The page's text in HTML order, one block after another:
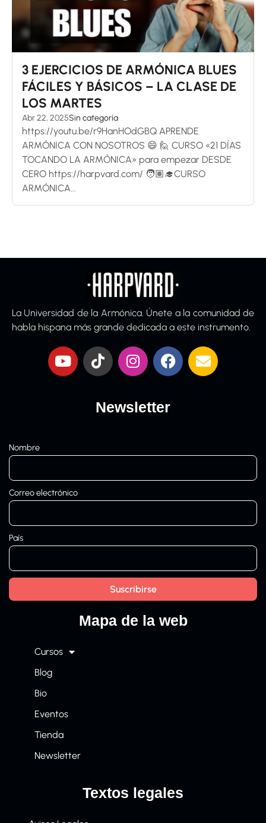
3 EJERCICIOS DE ARMÓNICA BLUES
FÁCILES Y BÁSICOS – LA CLASE DE
LOS MARTES
Abr 22, 2025Sin categoría
https://youtu.be/r9HanHOdGBQ APRENDE
ARMÓNICA CON NOSOTROS 😄 🙋 CURSO «21 DÍAS
TOCANDO LA ARMÓNICA» para empezar DESDE
CERO https://harpvard.com/ 🧑🏽‍🎓CURSO
ARMÓNICA...
La Universidad de la Armónica. Únete a la comunidad de
habla hispana más grande dedicada a este instrumento.
Newsletter
Nombre
Correo electrónico
País
Mapa de la web
Cursos
Blog
Bio
Eventos
Tienda
Newsletter
Textos legales